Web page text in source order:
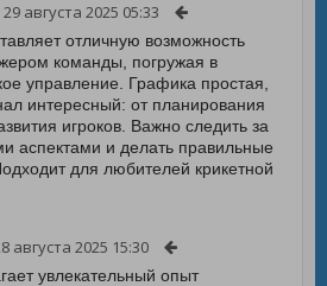
29 августа 2025 05:33
отличную возможность
команды, погружая в
управление. Графика простая,
интересный: от планирования
игроков. Важно следить за
аспектами и делать правильные
для любителей крикетной
августа 2025 15:30
увлекательный опыт